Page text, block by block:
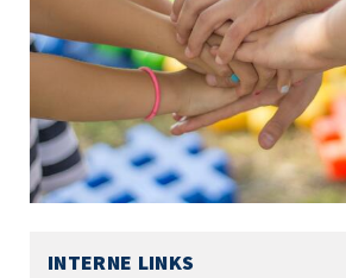
INTERNE LINKS